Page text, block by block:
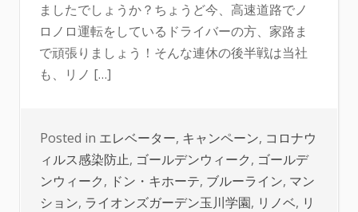
ましたでしょうか？ちょうど今、高速道路でノ
ロノロ運転をしているドライバーの方、家路ま
で頑張りましょう！そんな連休の後半戦は当社
も、リノ […]
Posted in エレベーター, キャンペーン, コロナウ
ィルス感染防止, ゴールデンウィーク, ゴールデ
ンウィーク, ドン・キホーテ, ブルーライン, マン
ション, ライオンズガーデン玉川学園, リノベ, リ